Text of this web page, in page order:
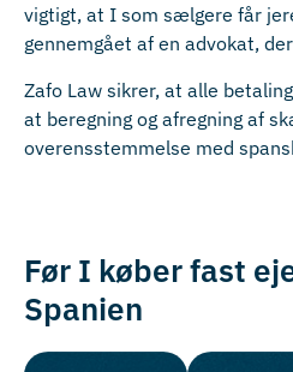
vigtigt, at I som sælgere får
gennemgået af en advokat,
Zafo Law sikrer, at alle
at beregning og afregning af
overensstemmelse med
Før I køber fast
Spanien